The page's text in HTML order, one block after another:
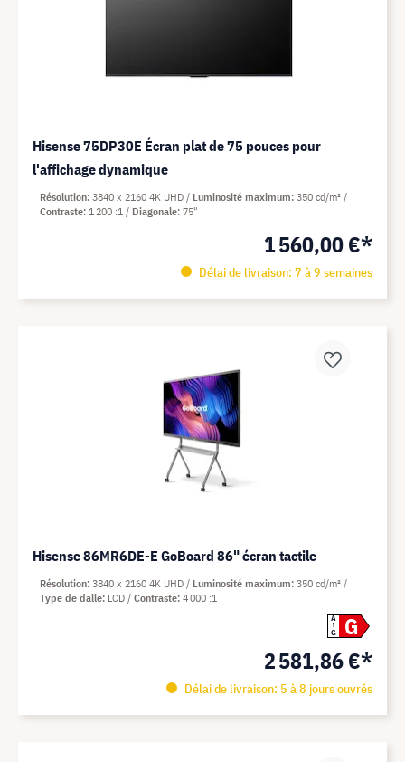
Hisense 75DP30E Écran plat de 75 pouces pour
l'affichage dynamique
1 560,00 €*
Délai de livraison: 7 à 9 semaines
Résolution 3840 x 2160 4K UHD Luminosité maximum 350 cd/m²
Contraste 1 200 :1 Diagonale 75"
Hisense 86MR6DE-E GoBoard 86" écran tactile
A
G
G
2 581,86 €*
Délai de livraison: 5 à 8 jours ouvrés
Résolution 3840 x 2160 4K UHD Luminosité maximum 350 cd/m²
Type de dalle LCD Contraste 4 000 :1